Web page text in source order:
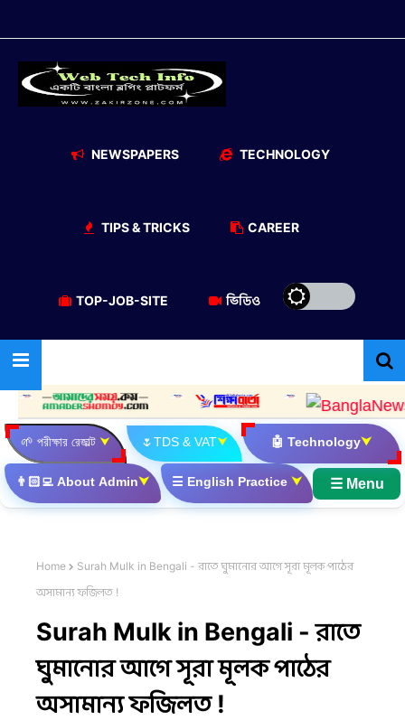
NEWSPAPERS TECHNOLOGY
TIPS & TRICKS CAREER
TOP-JOB-SITE ভিডিও
🌱 পরীক্ষার রেজাল্ট ⮟ 🌷TDS & VAT⮟ 🤖 Technology⮟
👨🏻‍💻 About Admin⮟ ☰ English Practice ⮟ ☰ Menu
Home
Surah Mulk in Bengali - রাতে ঘুমানোর আগে সূরা মূলক পাঠের
অসামান্য ফজিলত !
Surah Mulk in Bengali - রাতে
ঘুমানোর আগে সূরা মূলক পাঠের
অসামান্য ফজিলত !